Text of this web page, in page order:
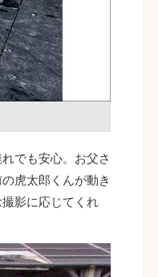
でも安心。お父さ
虎太郎くんが動き
影に応じてくれ